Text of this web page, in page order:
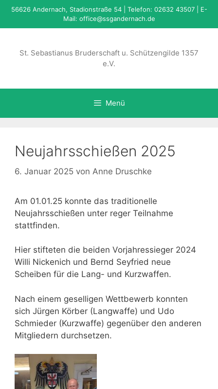
Zum
springen
56626 Andernach, Stadionstraße 54 | Telefon: 02632 43507 | E-
Mail: office@ssgandernach.de
St. Sebastianus Bruderschaft u. Schützengilde 1357
e.V.
Menü
Neujahrsschießen 2025
6. Januar 2025 von Anne Druschke
Am 01.01.25 konnte das traditionelle
Neujahrsschießen unter reger Teilnahme
stattfinden.
Hier stifteten die beiden Vorjahressieger 2024
Willi Nickenich und Bernd Seyfried neue
Scheiben für die Lang- und Kurzwaffen.
Nach einem geselligen Wettbewerb konnten
sich Jürgen Körber (Langwaffe) und Udo
Schmieder (Kurzwaffe) gegenüber den anderen
Mitgliedern durchsetzen.